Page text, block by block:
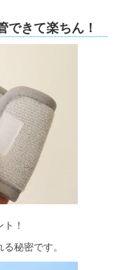
できて楽ちん！
！
秘密です。